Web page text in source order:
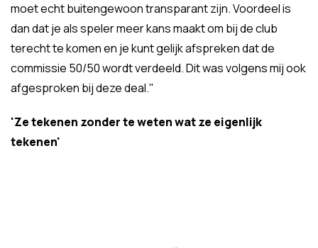
moet echt buitengewoon transparant zijn. Voordeel is
dan dat je als speler meer kans maakt om bij de club
terecht te komen en je kunt gelijk afspreken dat de
commissie 50/50 wordt verdeeld. Dit was volgens mij ook
afgesproken bij deze deal."
'Ze tekenen zonder te weten wat ze eigenlijk
tekenen'